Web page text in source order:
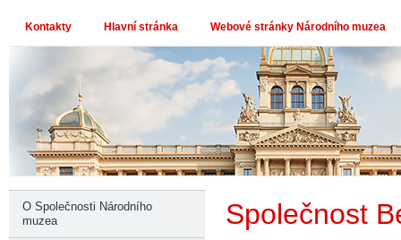
Kontakty Hlavní stránka Webové stránky Národního muzea
Společnost
O Společnosti Národního
muzea